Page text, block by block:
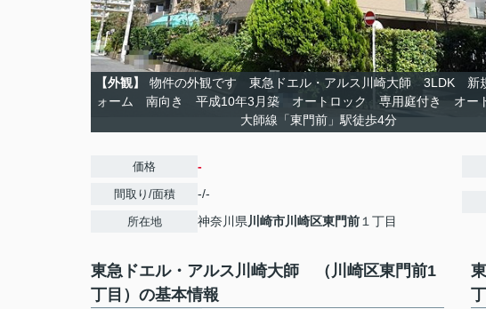
【外観】
物件の外観です 東急ドエル・アルス川崎大師 3LDK 新
ォーム 南向き 平成10年3月築 オートロック 専用庭付き オー
大師線「東門前」駅徒歩4分
価格 -
間取り/面積 -/-
所在地 神奈川県川崎市川崎区東門前 １丁目
東急ドエル・アルス川崎大師 （川崎区東門前1
丁目）の基本情報